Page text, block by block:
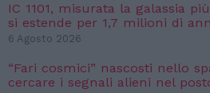
IC 1101, misurata la galassia
si estende per 1,7 milioni di
6 Agosto 2026
“Fari cosmici” nascosti nello
cercare i segnali alieni nel